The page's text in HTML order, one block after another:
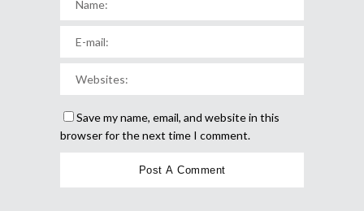
Save my name, email, and website in this
browser for the next time I comment.